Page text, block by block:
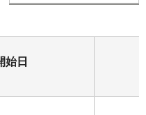
始日